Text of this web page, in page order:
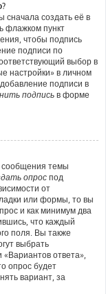
создать её в
флажком пункт
чтобы подпись
подписи по
выбор в
настройки» в личном
подписи в
подпись в форме
сообщения темы
опрос под
от
или формы, то вы
и как минимум два
что каждый
поля. Вы также
выбрать
ответа»,
опрос будет
вариант, за